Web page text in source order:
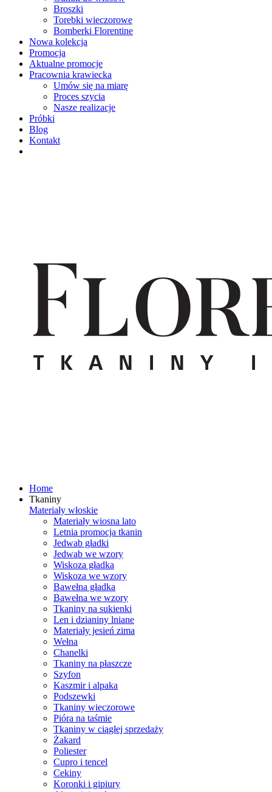
Broszki
Torebki wieczorowe
Bomberki Florentine
Nowa kolekcja
Promocja
Aktualne promocje
Pracownia krawiecka
Umów się na miarę
Proces szycia
Nasze realizacje
Próbki
Blog
Kontakt
Home
Tkaniny
Materiały włoskie
Materiały wiosna lato
Letnia promocja tkanin
Jedwab gładki
Jedwab we wzory
Wiskoza gładka
Wiskoza we wzory
Bawełna gładka
Bawełna we wzory
Tkaniny na sukienki
Len i dzianiny lniane
Materiały jesień zima
Wełna
Chanelki
Tkaniny na płaszcze
Szyfon
Kaszmir i alpaka
Podszewki
Tkaniny wieczorowe
Pióra na taśmie
Tkaniny w ciągłej sprzedaży
Żakard
Poliester
Cupro i tencel
Cekiny
Koronki i gipiury